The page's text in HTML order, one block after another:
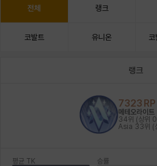
전체 랭크
코발트 유니온
랭크
7323 RP
메테오라이트
34위 (상위
Asia 33위 (
평균 TK
승률